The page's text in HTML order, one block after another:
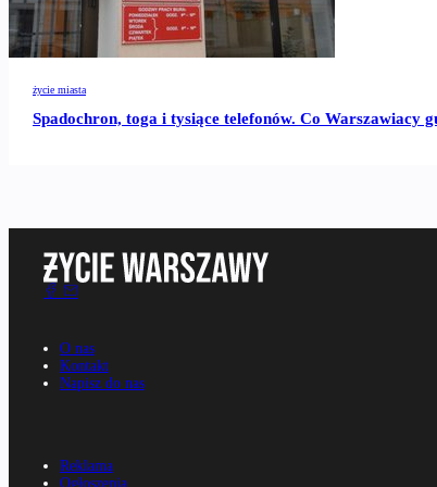
życie miasta
Spadochron, toga i tysiące telefonów. Co Warszawiacy
O nas
Kontakt
Napisz do nas
Reklama
Ogłoszenia